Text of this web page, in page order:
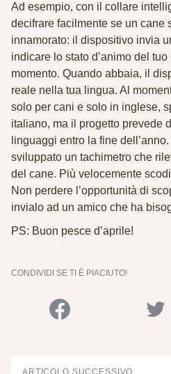
Ad esempio, con il collare
decifrare facilmente se un cane
innamorato: il dispositivo invia
indicare lo stato d’animo del
momento. Quando abbaia, il
reale nella tua lingua. Al
solo per cani e solo in inglese,
italiano, ma il progetto prevede
linguaggi entro la fine
sviluppato un tachimetro che
del cane. Più velocemente
Non perdere l’opportunità di
invialo ad un amico che ha
PS: Buon pesce d’aprile!
CONDIVIDI SE TI È PIACIUTO!
ARTICOLO SUCCESSIVO